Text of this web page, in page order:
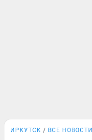
ИРКУТСК ВСЕ НОВОСТИ